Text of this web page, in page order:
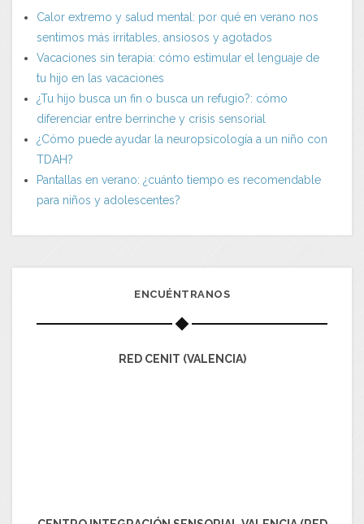
Calor extremo y salud mental: por qué en verano nos
sentimos más irritables, ansiosos y agotados
Vacaciones sin terapia: cómo estimular el lenguaje de
tu hijo en las vacaciones
¿Tu hijo busca un fin o busca un refugio?: cómo
diferenciar entre berrinche y crisis sensorial
¿Cómo puede ayudar la neuropsicología a un niño con
TDAH?
Pantallas en verano: ¿cuánto tiempo es recomendable
para niños y adolescentes?
ENCUÉNTRANOS
RED CENIT (VALENCIA)